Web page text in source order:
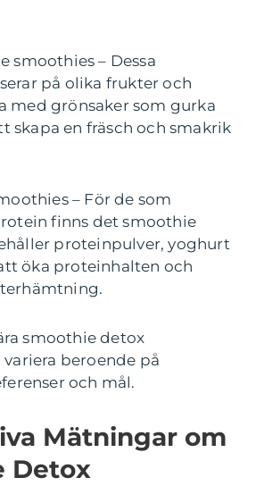
smoothies – Dessa
på olika frukter och
med grönsaker som gurka
skapa en fräsch och smakrik
– För de som
finns det smoothie
proteinpulver, yoghurt
öka proteinhalten och
smoothie detox
beroende på
och mål.
Mätningar om
Detox